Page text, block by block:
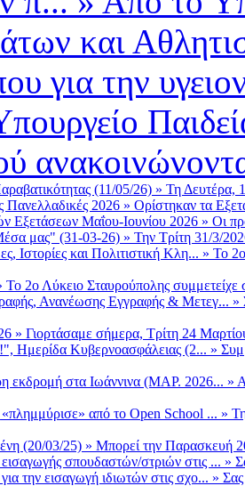
και
για την
(11/05/26) » Τη Δευτέρα,
Πανελλαδικές 2026 » Ορίστηκαν τα
Εξετάσεων Μαΐου-Ιουνίου 2026 » Οι
μας" (31-03-26) » Την Τρίτη 31/3/
Ιστορίες και Πολιτιστική Κλη... » Το
Το 2ο Λύκειο Σταυρούπολης
Ανανέωσης Εγγραφής & Μετεγ... »
» Γιορτάσαμε σήμερα, Τρίτη 24
Ημερίδα Κυβερνοασφάλειας (2... »
εκδρομή στα Ιωάννινα (ΜΑΡ. 2026... »
από το Open School ... »
(20/03/25) » Μπορεί την Παρασκευή
σπουδαστών/στριών στις ... »
την εισαγωγή ιδιωτών στις σχο... » Σας